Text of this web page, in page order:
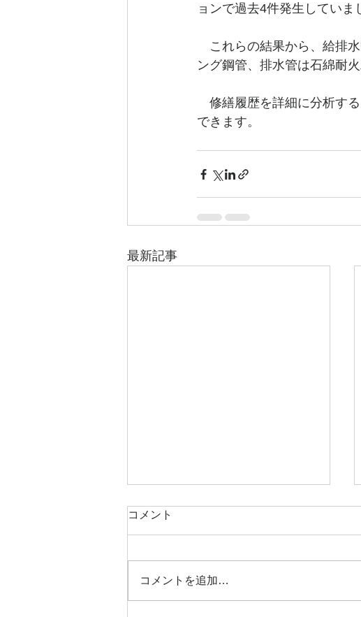
ョンで過去4件発生していま
これらの結果から、給排
ング鋼管、排水管は石綿耐
修繕履歴を詳細に分析す
できます。
最新記事
コメント
コメントを追加…